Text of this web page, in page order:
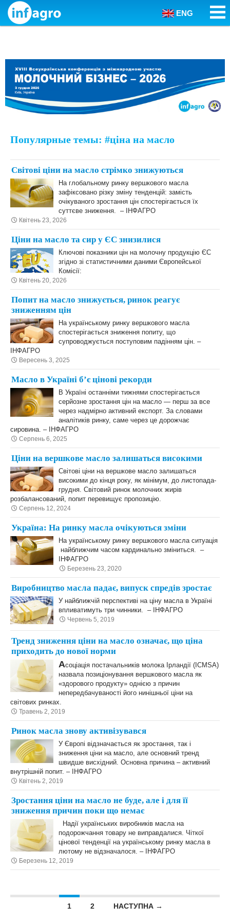
Skip to content
ENG
Популярные темы: #ціна на масло
Світові ціни на масло стрімко знижуються
На глобальному ринку вершкового масла
зафіксовано різку зміну тенденцій: замість
очікуваного зростання цін спостерігається їх
суттєве зниження. – ІНФАГРО
Квітень 23, 2026
Ціни на масло та сир у ЄС знизилися
Ключові показники цін на молочну продукцію ЄС
згідно зі статистичними даними Європейської
Комісії:
Квітень 20, 2026
Попит на масло знижується, ринок реагує
зниженням цін
На українському ринку вершкового масла
спостерігається зниження попиту, що
супроводжується поступовим падінням цін. –
ІНФАГРО
Вересень 3, 2025
Масло в Україні б’є цінові рекорди
В Україні останніми тижнями спостерігається
серйозне зростання цін на масло — перш за все
через надмірно активний експорт. За словами
аналітиків ринку, саме через це дорожчає
сировина. – ІНФАГРО
Серпень 6, 2025
Ціни на вершкове масло залишаться високими
Світові ціни на вершкове масло залишаться
високими до кінця року, як мінімум, до листопада-
грудня. Світовий ринок молочних жирів
розбалансований, попит перевищує пропозицію.
Серпень 12, 2024
Україна: На ринку масла очікуються зміни
На українському ринку вершкового масла ситуація
найближчим часом кардинально зміниться. –
ІНФАГРО
Березень 23, 2020
Виробництво масла падає, випуск спредів зростає
У найближчій перспективі на ціну масла в Україні
впливатимуть три чинники. – ІНФАГРО
Червень 5, 2019
Тренд зниження ціни на масло означає, що ціна
приходить до нової норми
Асоціація постачальників молока Ірландії (ICMSA)
назвала позиціонування вершкового масла як
«здорового продукту» однією з причин
непередбачуваності його нинішньої ціни на
світових ринках.
Травень 2, 2019
Ринок масла знову активізувався
У Європі відзначається як зростання, так і
зниження ціни на масло, але основний тренд
швидше висхідний. Основна причина – активний
внутрішній попит. – ІНФАГРО
Квітень 2, 2019
Зростання ціни на масло не буде, але і для її
зниження причин поки що немає
Надії українських виробників масла на
подорожчання товару не виправдалися. Чіткої
цінової тенденції на українському ринку масла в
лютому не відзначалося. – ІНФАГРО
Березень 12, 2019
Posts navigation
1 2 НАСТУПНА →